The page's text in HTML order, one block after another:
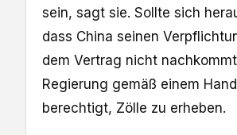
sein, sagt sie. Sollte sich
dass China seinen
dem Vertrag nicht
Regierung gemäß einem
berechtigt, Zölle zu erheben.